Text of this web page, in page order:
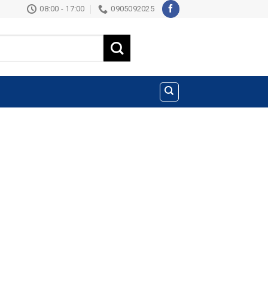
08:00 - 17:00 0905092025